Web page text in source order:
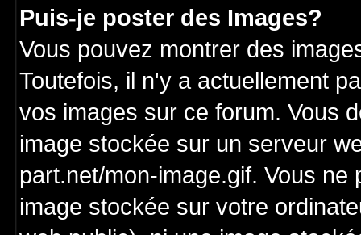
Puis-je poster des Images?
Vous pouvez montrer des
Toutefois, il n'y a actuellement
vos images sur ce forum. Vous
image stockée sur un serveur
part.net/mon-image.gif. Vous
image stockée sur votre